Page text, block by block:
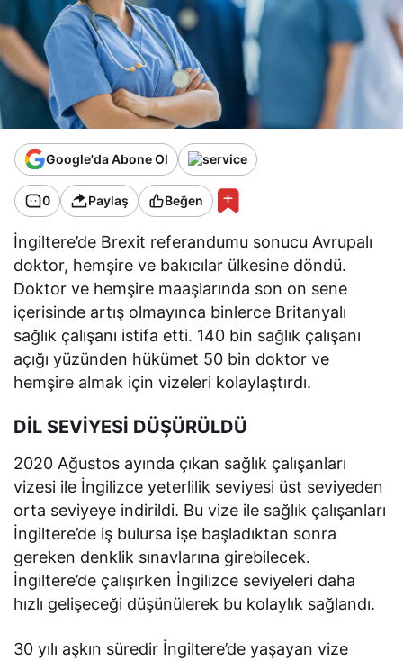
Google'da Abone Ol
0 Paylaş Beğen
İngiltere’de Brexit referandumu sonucu Avrupalı
doktor, hemşire ve bakıcılar ülkesine döndü.
Doktor ve hemşire maaşlarında son on sene
içerisinde artış olmayınca binlerce Britanyalı
sağlık çalışanı istifa etti. 140 bin sağlık çalışanı
açığı yüzünden hükümet 50 bin doktor ve
hemşire almak için vizeleri kolaylaştırdı.
DİL SEVİYESİ DÜŞÜRÜLDÜ
2020 Ağustos ayında çıkan sağlık çalışanları
vizesi ile İngilizce yeterlilik seviyesi üst seviyeden
orta seviyeye indirildi. Bu vize ile sağlık çalışanları
İngiltere’de iş bulursa işe başladıktan sonra
gereken denklik sınavlarına girebilecek.
İngiltere’de çalışırken İngilizce seviyeleri daha
hızlı gelişeceği düşünülerek bu kolaylık sağlandı.
30 yılı aşkın süredir İngiltere’de yaşayan vize